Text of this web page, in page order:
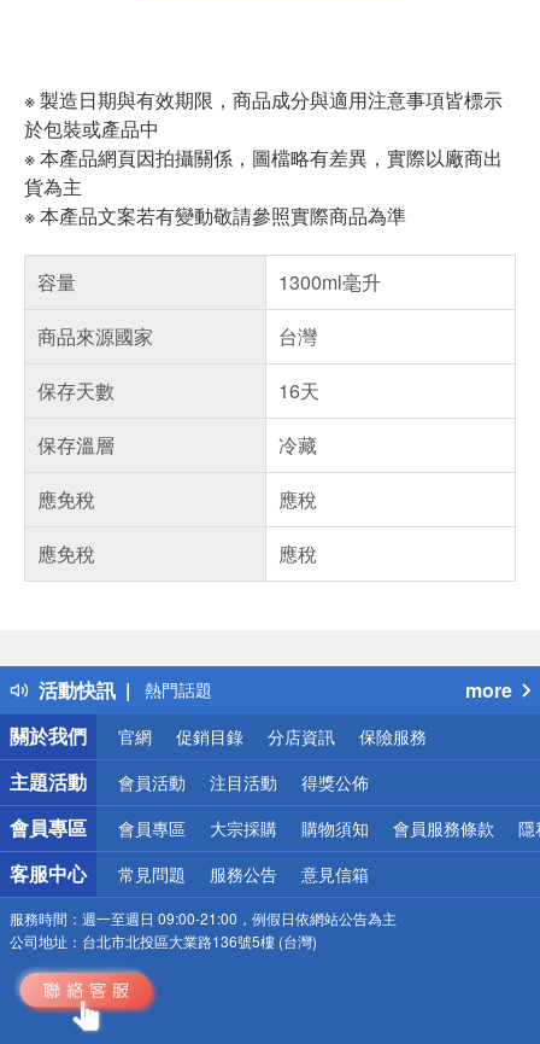
※ 製造日期與有效期限，商品成分與適用注意事項皆標示
於包裝或產品中
※ 本產品網頁因拍攝關係，圖檔略有差異，實際以廠商出
貨為主
※ 本產品文案若有變動敬請參照實際商品為準
容量
1300ml毫升
商品來源國家
台灣
保存天數
16天
保存溫層
冷藏
應免稅
應稅
應免稅
應稅
活動快訊
得獎公告
熱門話題
銀行優惠
偏遠地區配送
詐騙網頁！請小心！
more
關於我們
官網 促銷目錄 分店資訊 保險服務
主題活動 會員活動 注目活動 得獎公佈
會員專區 會員專區 大宗採購 購物須知 會員服務條款 隱
客服中心 常見問題 服務公告 意見信箱
服務時間： 週一至週日 09:00-21:00，例假日依網站公告為主
公司地址： 台北市北投區大業路136號5樓 (台灣)